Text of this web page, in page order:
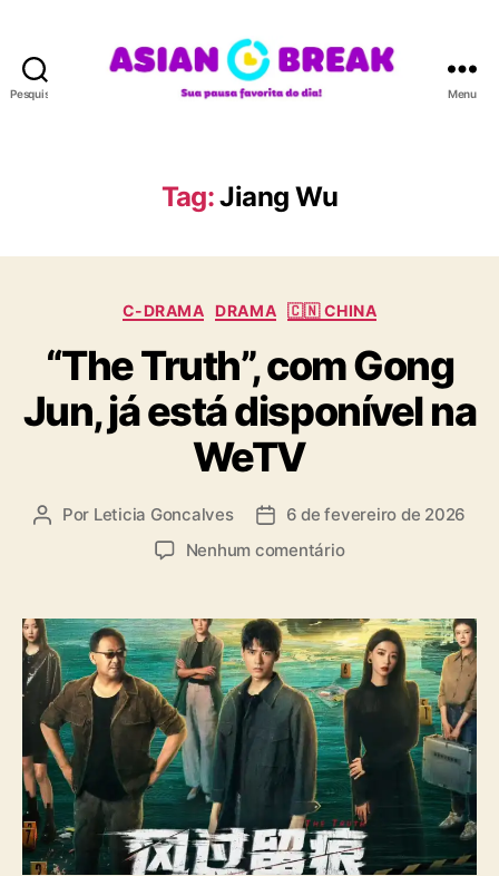
Pesquisar
A
N
R
A
Menu
Tag:Jiang Wu
C
t
e
g
o
r
i
a
s
C-DRAMA DRAMA 🇨🇳 CHINA
“The Truth”, com Gong
Jun, já está disponível na
WeTV
A
r
d
o
p
o
s
t
Por Leticia Goncalves
D
d
p
u
b
ç
ã
6 de fevereiro de 2026
Nenhum comentárioe
T
h
e
T
r
u
t
h
”
,
c